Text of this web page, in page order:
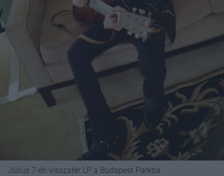
Július 7-én visszatér LP a Budapest Parkba